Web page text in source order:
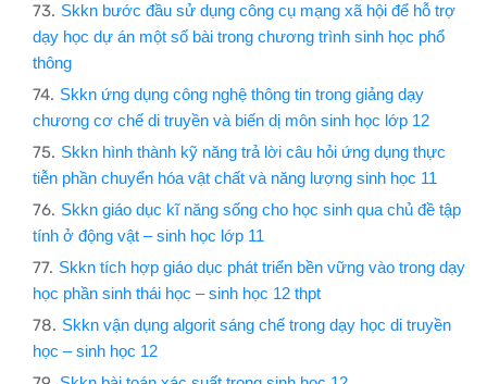
Skkn bước đầu sử dụng công cụ mạng xã hội để hỗ trợ
dạy học dự án một số bài trong chương trình sinh học phổ
thông
Skkn ứng dụng công nghệ thông tin trong giảng dạy
chương cơ chế di truyền và biến dị môn sinh học lớp 12
Skkn hình thành kỹ năng trả lời câu hỏi ứng dụng thực
tiễn phần chuyển hóa vật chất và năng lượng sinh học 11
Skkn giáo dục kĩ năng sống cho học sinh qua chủ đề tập
tính ở động vật – sinh học lớp 11
Skkn tích hợp giáo dục phát triển bền vững vào trong dạy
học phần sinh thái học – sinh học 12 thpt
Skkn vận dụng algorit sáng chế trong dạy học di truyền
học – sinh học 12